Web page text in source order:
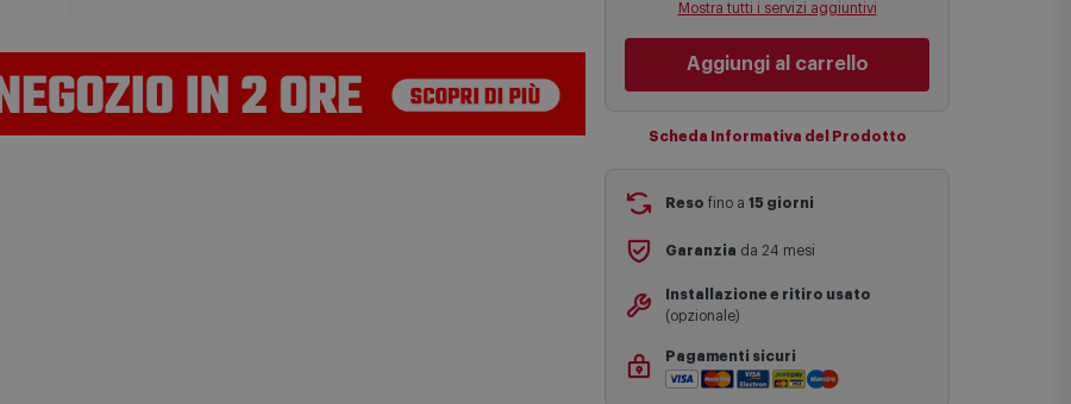
esempio consegne verso zone
regioni montane, consegna nei periodi
festivi e ricorrenze principali o in
acquistati in modalità di prenotazione
prodotto.
(29,99€)
Garanzia da 24 mesi
(opzionale)
Pagamenti sicuri